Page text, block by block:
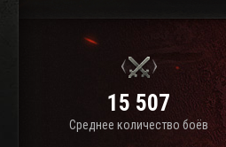
15 507
Среднее количество боёв